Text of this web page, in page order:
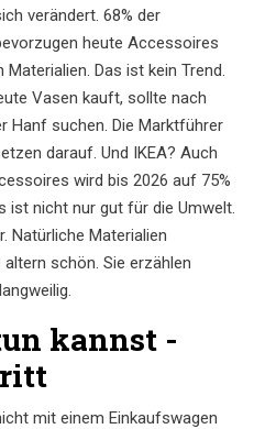
verändert. 68% der
heute Accessoires
Das ist kein Trend.
Vasen kauft, sollte nach
Hanf suchen. Die Marktführer
darauf. Und IKEA? Auch
wird bis 2026 auf 75%
ist nicht nur gut für die Umwelt.
Natürliche Materialien
schön. Sie erzählen
kannst -
mit einem Einkaufswagen